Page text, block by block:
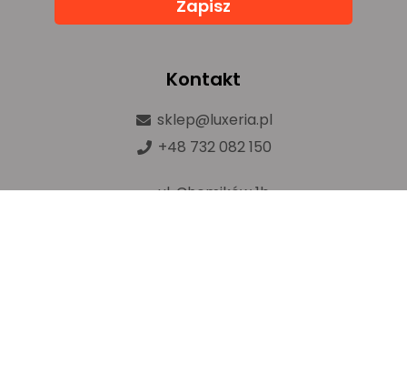
Zapisz
Kontakt
sklep@luxeria.pl
+48 732 082 150
ul. Chemików 1b,